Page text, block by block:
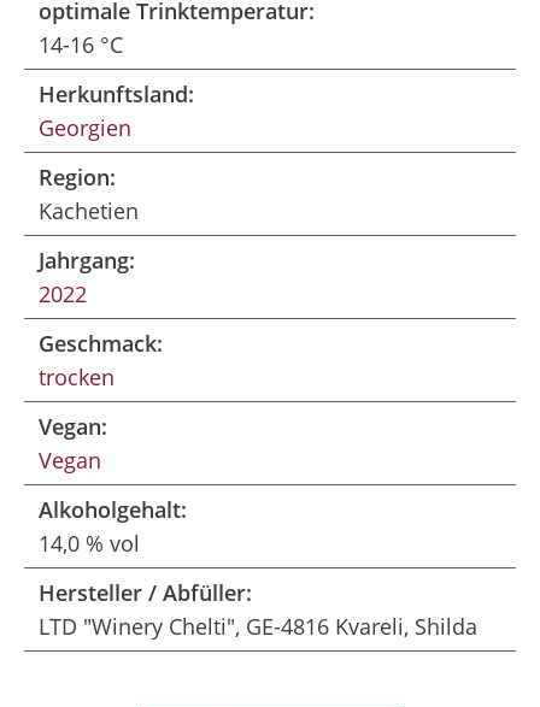
optimale Trinktemperatur:
14-16 °C
Herkunftsland:
Georgien
Region:
Kachetien
Jahrgang:
2022
Geschmack:
trocken
Vegan:
Vegan
Alkoholgehalt:
14,0 % vol
Hersteller / Abfüller:
LTD "Winery Chelti", GE-4816 Kvareli, Shilda